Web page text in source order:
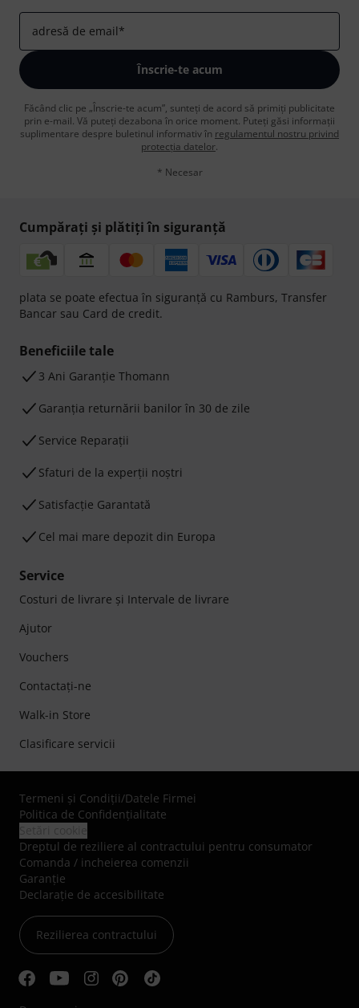
adresă de email*
Înscrie-te acum
Făcând clic pe „Înscrie-te acum”, sunteți de acord să primiți publicitate
prin e-mail. Vă puteți dezabona în orice moment. Puteți găsi informații
suplimentare despre buletinul informativ în regulamentul nostru privind
protecția datelor.
* Necesar
Cumpărați și plătiți în siguranță
plata se poate efectua în siguranță cu Ramburs, Transfer
Bancar sau Card de credit.
Beneficiile tale
3 Ani Garanție Thomann
Garanţia returnării banilor în 30 de zile
Service Reparații
Sfaturi de la experții noștri
Satisfacție Garantată
Cel mai mare depozit din Europa
Service
Costuri de livrare şi Intervale de livrare
Ajutor
Vouchers
Contactaţi-ne
Walk-in Store
Clasificare servicii
Termeni şi Condiţii/Datele Firmei
Politica de Confidenţialitate
Dreptul de reziliere al contractului pentru consumator
Comanda / incheierea comenzii
Garanție
Declarație de accesibilitate
Rezilierea contractului